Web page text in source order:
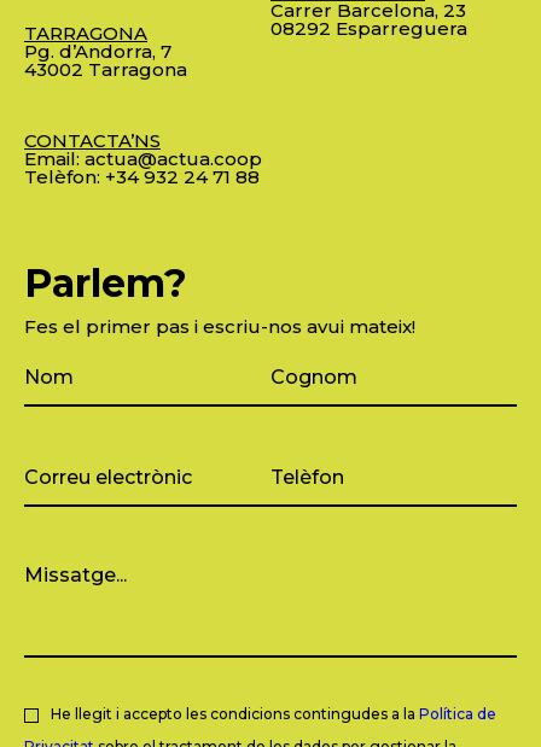
TARRAGONA
Pg. d’Andorra, 7
43002 Tarragona
CONTACTA’NS
Email: actua@actua.coop
Telèfon: +34 932 24 71 88
Carrer Barcelona, 23
08292 Esparreguera
Parlem?
Fes el primer pas i escriu-nos avui mateix!
He llegit i accepto les condicions contingudes a la Política de